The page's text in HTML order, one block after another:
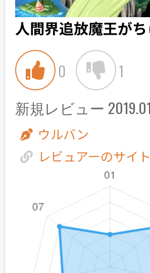
人間界追放魔王が
0
1
新規レビュー
ウルバン
レビュアーのサイ